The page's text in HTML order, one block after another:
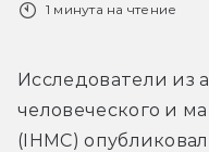
1 минута на чтение
Исследователи из
человеческого и
(IHMC)